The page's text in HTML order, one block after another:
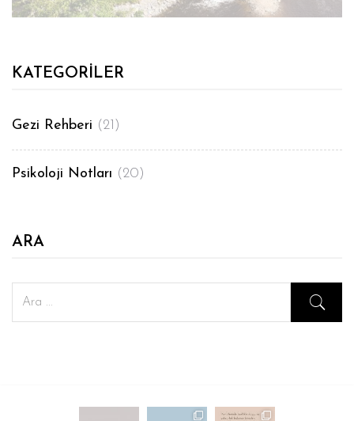
KATEGORILER
Gezi Rehberi (21)
Psikoloji Notları (20)
ARA